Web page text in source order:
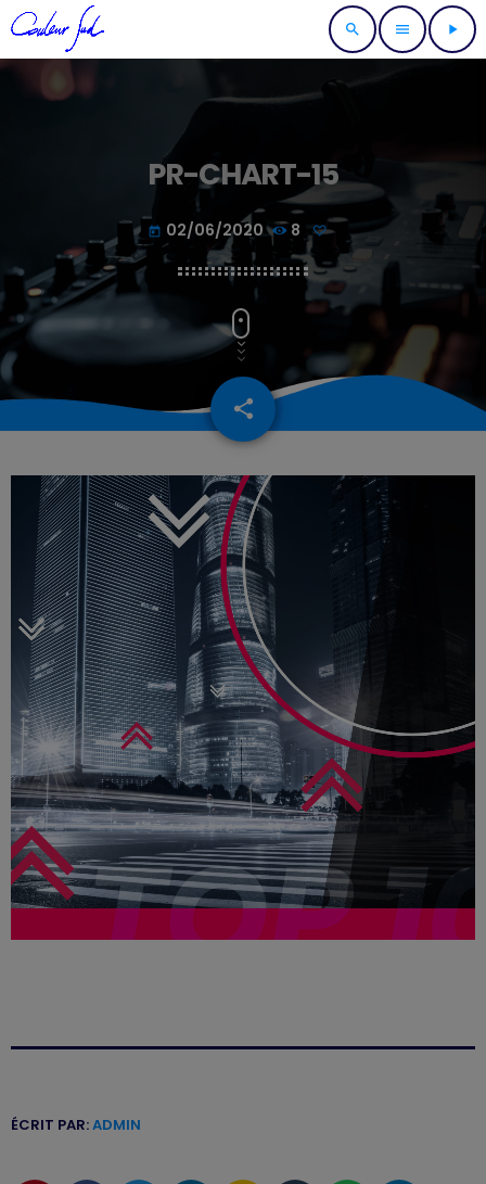
search menu play_arrow
PR-CHART-15
today 02/06/2020 8
share
email
ÉCRIT PAR:ADMIN